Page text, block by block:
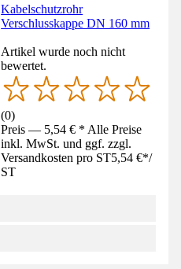
Kabelschutzrohr
Verschlusskappe DN 160 mm
Artikel wurde noch nicht
bewertet.
(0)
Preis — 5,54 € * Alle Preise
inkl. MwSt. und ggf. zzgl.
Versandkosten pro ST5,54 €*/
ST